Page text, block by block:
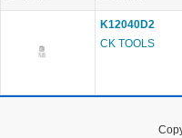
K12040D2
CK TOOLS